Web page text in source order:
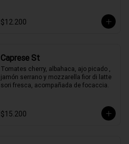
$12.200
Caprese St
Tomates cherry, albahaca, ajo picado ,
jamón serrano y mozzarella fior di latte
sori fresca, acompañada de focaccia.
$15.200